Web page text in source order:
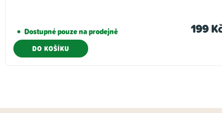
Dostupné pouze na prodejně 199
DO KOŠÍKU